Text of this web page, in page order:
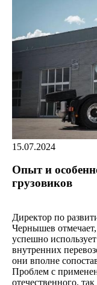
15.07.2024
Опыт и
грузовиков
Директор по
Чернышев
успешно
внутренних
они вполне
Проблем с
отечественного,